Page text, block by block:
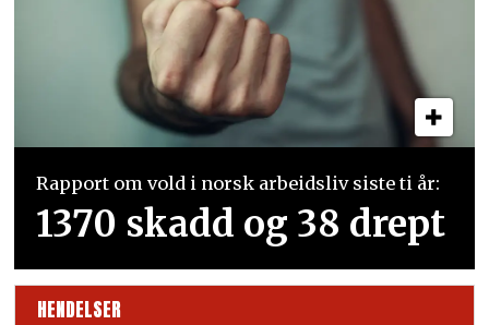
Rapport om vold i norsk arbeidsliv siste ti år:
1370 skadd og 38 drept
HENDELSER